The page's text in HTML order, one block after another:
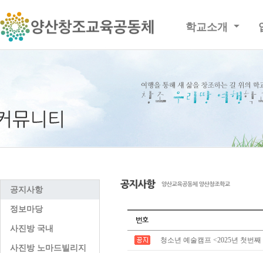
학교소개
공지사항
정보마당
사진방 국내
사진방 노마드빌리지
청소년 예술캠프 <2025년 첫번